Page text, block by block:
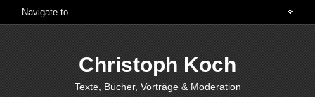
Christoph Koch
Texte, Bücher, Vorträge & Moderation